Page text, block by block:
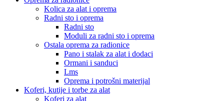
Kolica za alat i oprema
Radni sto i oprema
Radni sto
Moduli za radni sto i oprema
Ostala oprema za radionice
Pano i stalak za alat i dodaci
Ormani i sanduci
Lms
Oprema i potrošni materijal
Koferi, kutije i torbe za alat
Koferi za alat